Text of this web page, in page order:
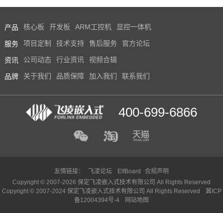
产品 核心板 开发板 ARM工控机 显控一体机
服务 项目定制 技术支持 售后服务 官方论坛
资讯 公司动态 行业资讯 视频合辑
品牌 关于我们 品质保障 加入我们 联系我们
400-699-6866
友情链接： 飞凌论坛 ElfBoard
合规声明
Copyright © 2007-2026 保定飞凌嵌入式技术有限公司 All Rights Reserved
Copyright © 2007-2024 保定飞凌嵌入式技术有限公司 All Rights Reserved
冀ICP
备12004394号-4
网站地图